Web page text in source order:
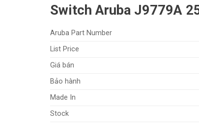
Switch Aruba J9779A
Aruba Part Number
List Price
Giá bán
Bảo hành
Made In
Stock